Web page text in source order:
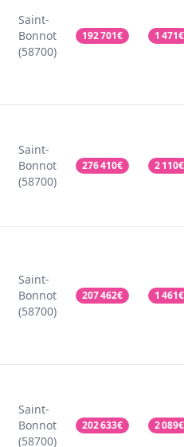
Saint-
Bonnot
(58700)
192 701€ 1 471€
Saint-
Bonnot
(58700)
276 410€ 2 110€
Saint-
Bonnot
(58700)
207 462€ 1 461€
Saint-
Bonnot
(58700)
202 633€ 2 089€